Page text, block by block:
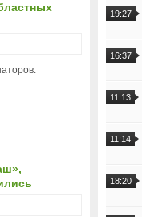
19:27
16:37
11:13
11:14
18:20